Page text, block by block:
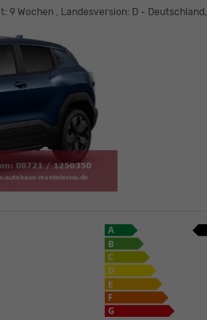
9 Wochen , Landesversion: D - Deutschland,